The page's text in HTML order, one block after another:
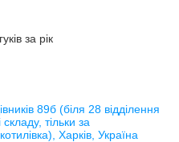
за рік
89б (біля 28 відділення
тільки за
Харків, Україна